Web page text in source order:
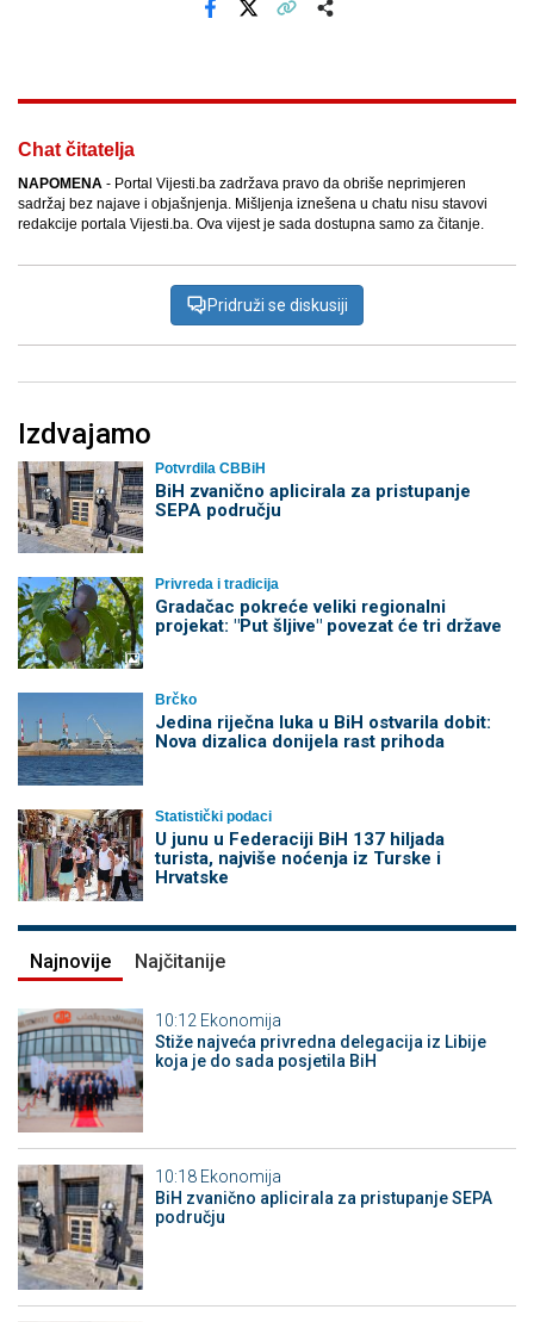
Chat čitatelja
NAPOMENA - Portal Vijesti.ba zadržava pravo da obriše neprimjeren
sadržaj bez najave i objašnjenja. Mišljenja iznešena u chatu nisu stavovi
redakcije portala Vijesti.ba. Ova vijest je sada dostupna samo za čitanje.
Pridruži se diskusiji
Izdvajamo
Potvrdila CBBiH
BiH zvanično aplicirala za pristupanje
SEPA području
Privreda i tradicija
Gradačac pokreće veliki regionalni
projekat: "Put šljive" povezat će tri države
Brčko
Jedina riječna luka u BiH ostvarila dobit:
Nova dizalica donijela rast prihoda
Statistički podaci
U junu u Federaciji BiH 137 hiljada
turista, najviše noćenja iz Turske i
Hrvatske
Najnovije Najčitanije
10:12 Ekonomija
Stiže najveća privredna delegacija iz Libije
koja je do sada posjetila BiH
10:18 Ekonomija
BiH zvanično aplicirala za pristupanje SEPA
području